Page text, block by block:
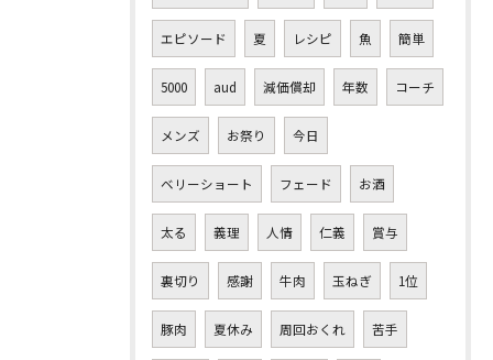
エピソード 夏 レシピ 魚 簡単
5000 aud 減価償却 年数 コーチ
メンズ お祭り 今日
ベリーショート フェード お酒
太る 義理 人情 仁義 賞与
裏切り 感謝 牛肉 玉ねぎ 1位
豚肉 夏休み 周回おくれ 苦手